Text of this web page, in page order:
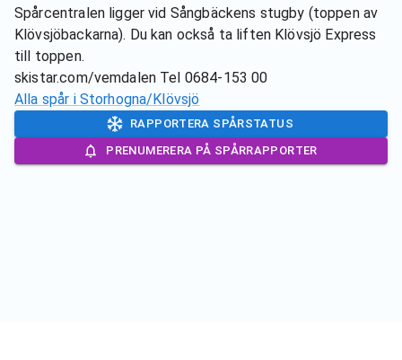
Spårcentralen ligger vid Sångbäckens stugby (toppen av
Klövsjöbackarna). Du kan också ta liften Klövsjö Express
till toppen.
skistar.com/vemdalen Tel 0684-153 00
Alla spår i Storhogna/Klövsjö
RAPPORTERA SPÅRSTATUS
PRENUMERERA PÅ SPÅRRAPPORTER